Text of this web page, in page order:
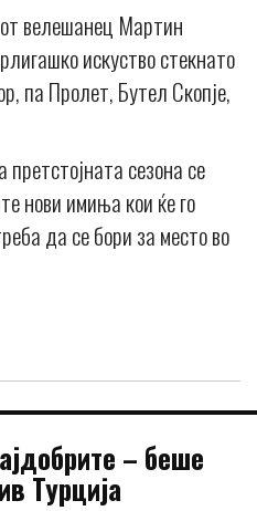
велешанец Мартин
искуство стекнато
па Пролет, Бутел Скопје,
сезона се
нови имиња кои ќе го
да се бори за место во
– беше
Турција